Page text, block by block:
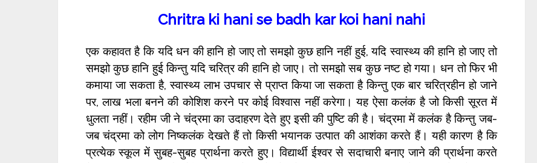
Chritra ki hani se badh kar koi hani nahi
एक कहावत है कि यदि धन की हानि हो जाए तो समझो कुछ हानि नहीं हुई, यदि स्वास्थ्य की हानि हो जाए तो
समझो कुछ हानि हुई किन्तु यदि चरित्र की हानि हो जाए। तो समझो सब कुछ नष्ट हो गया। धन तो फिर भी
कमाया जा सकता है, स्वास्थ्य लाभ उपचार से प्राप्त किया जा सकता है किन्तु एक बार चरित्रहीन हो जाने
पर, लाख भला बनने की कोशिश करने पर कोई विश्वास नहीं करेगा। यह ऐसा कलंक है जो किसी सूरत में
धुलता नहीं। रहीम जी ने चंद्रमा का उदाहरण देते हुए इसी की पुष्टि की है। चंद्रमा में कलंक है किन्तु जब-
जब चंद्रमा को लोग निष्कलंक देखते हैं तो किसी भयानक उत्पात की आशंका करते हैं। यही कारण है कि
प्रत्येक स्कूल में सुबह-सुबह प्रार्थना करते हुए। विद्यार्थी ईश्वर से सदाचारी बनाए जाने की प्रार्थना करते